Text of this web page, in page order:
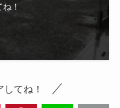
！
てね！